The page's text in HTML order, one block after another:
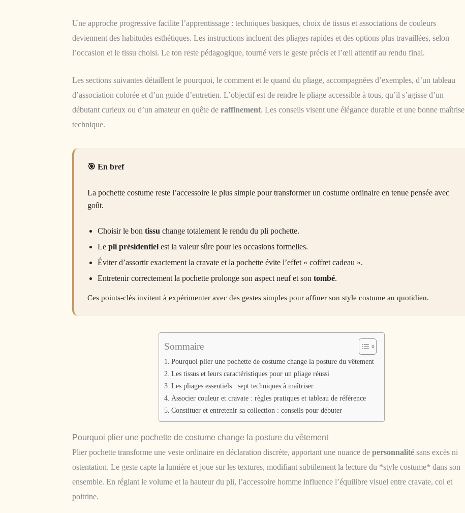
Une approche progressive facilite l’apprentissage : techniques basiques, choix de tissus et associations de couleurs
deviennent des habitudes esthétiques. Les instructions incluent des pliages rapides et des options plus travaillées, selon
l’occasion et le tissu choisi. Le ton reste pédagogique, tourné vers le geste précis et l’œil attentif au rendu final.
Les sections suivantes détaillent le pourquoi, le comment et le quand du pliage, accompagnées d’exemples, d’un tableau
d’association colorée et d’un guide d’entretien. L’objectif est de rendre le pliage accessible à tous, qu’il s’agisse d’un
débutant curieux ou d’un amateur en quête de raffinement. Les conseils visent une élégance durable et une bonne maîtrise
technique.
En bref
La pochette costume reste l’accessoire le plus simple pour transformer un costume ordinaire en tenue pensée avec
goût.
Choisir le bon tissu change totalement le rendu du pli pochette.
Le pli présidentiel est la valeur sûre pour les occasions formelles.
Éviter d’assortir exactement la cravate et la pochette évite l’effet « coffret cadeau ».
Entretenir correctement la pochette prolonge son aspect neuf et son tombé.
Ces points-clés invitent à expérimenter avec des gestes simples pour affiner son style costume au quotidien.
Sommaire
Pourquoi plier une pochette de costume change la posture du vêtement
Les tissus et leurs caractéristiques pour un pliage réussi
Les pliages essentiels : sept techniques à maîtriser
Associer couleur et cravate : règles pratiques et tableau de référence
Constituer et entretenir sa collection : conseils pour débuter
Pourquoi plier une pochette de costume change la posture du vêtement
Plier pochette transforme une veste ordinaire en déclaration discrète, apportant une nuance de personnalité sans excès ni
ostentation. Le geste capte la lumière et joue sur les textures, modifiant subtilement la lecture du *style costume* dans son
ensemble. En réglant le volume et la hauteur du pli, l’accessoire homme influence l’équilibre visuel entre cravate, col et
poitrine.